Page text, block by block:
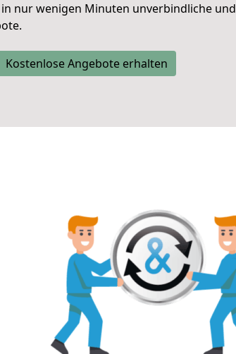
in nur wenigen Minuten unverbindliche und
Kostenlose Angebote erhalten